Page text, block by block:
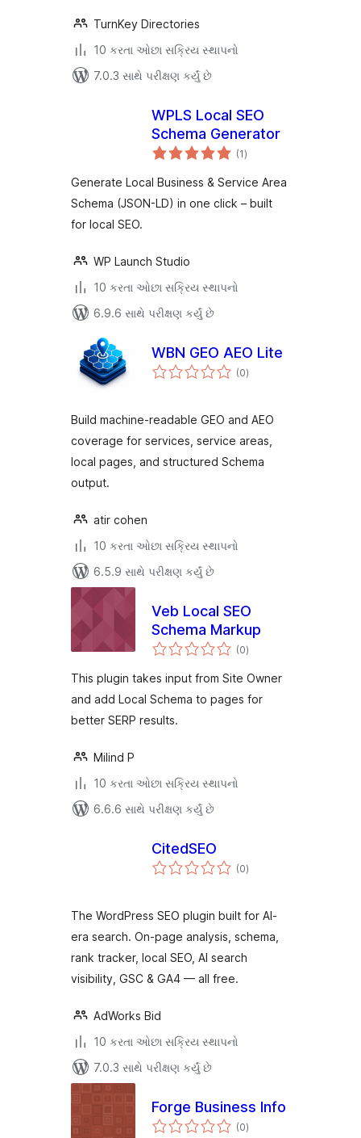
TurnKey Directories
10 કરતા ઓછા સક્રિય સ્થાપનો
7.0.3 સાથે પરીક્ષણ કર્યું છે
WPLS Local SEO
Schema Generator
(1કુલ
રેટિંગ્સ
)
Generate Local Business & Service Area
Schema (JSON-LD) in one click – built
for local SEO.
WP Launch Studio
10 કરતા ઓછા સક્રિય સ્થાપનો
6.9.6 સાથે પરીક્ષણ કર્યું છે
WBN GEO AEO Lite
(0કુલ
રેટિંગ્સ
)
Build machine-readable GEO and AEO
coverage for services, service areas,
local pages, and structured Schema
output.
atir cohen
10 કરતા ઓછા સક્રિય સ્થાપનો
6.5.9 સાથે પરીક્ષણ કર્યું છે
Veb Local SEO
Schema Markup
(0કુલ
રેટિંગ્સ
)
This plugin takes input from Site Owner
and add Local Schema to pages for
better SERP results.
Milind P
10 કરતા ઓછા સક્રિય સ્થાપનો
6.6.6 સાથે પરીક્ષણ કર્યું છે
CitedSEO
(0કુલ
રેટિંગ્સ
)
The WordPress SEO plugin built for AI-
era search. On-page analysis, schema,
rank tracker, local SEO, AI search
visibility, GSC & GA4 — all free.
AdWorks Bid
10 કરતા ઓછા સક્રિય સ્થાપનો
7.0.3 સાથે પરીક્ષણ કર્યું છે
Forge Business Info
(0કુલ
રેટિંગ્સ
)